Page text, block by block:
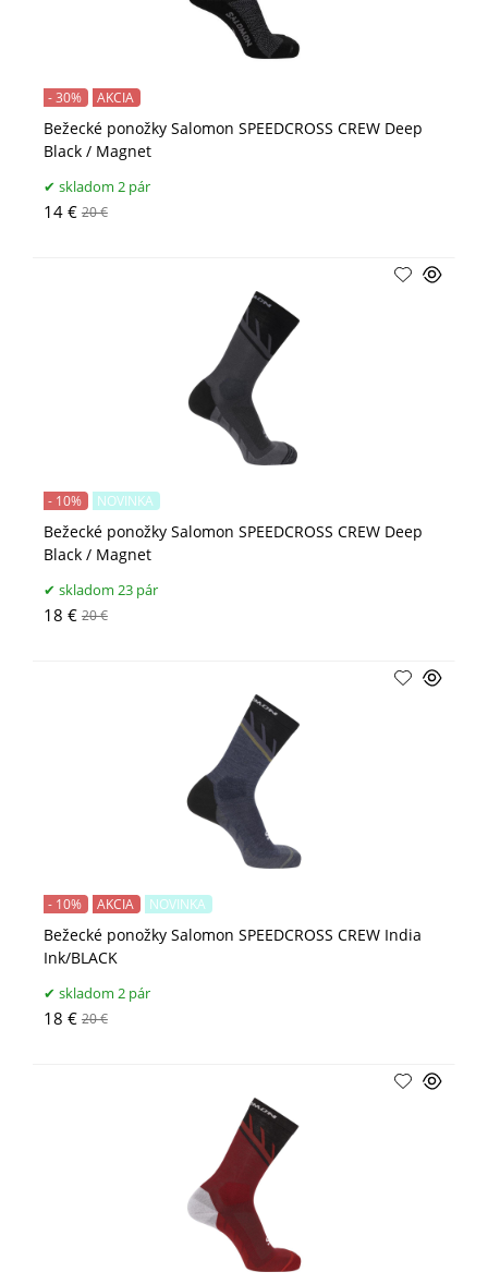
Bežecké ponožky Salomon SPEEDCROSS CREW Deep
Black / Magnet
- 30% AKCIA
skladom 2 pár
14 € 20 €
Bežecké ponožky Salomon SPEEDCROSS CREW Deep
Black / Magnet
- 10% NOVINKA
skladom 23 pár
18 € 20 €
Bežecké ponožky Salomon SPEEDCROSS CREW India
Ink/BLACK
- 10% AKCIA NOVINKA
skladom 2 pár
18 € 20 €